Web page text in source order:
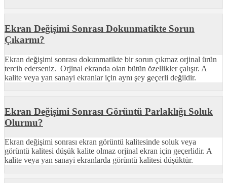
Ekran Değişimi Sonrası Dokunmatikte Sorun
Çıkarmı?
Ekran değişimi sonrası dokunmatikte bir sorun çıkmaz orjinal ürün
tercih ederseniz. Orjinal ekranda olan bütün özellikler çalışır. A
kalite veya yan sanayi ekranlar için aynı şey geçerli değildir.
Ekran Değişimi Sonrası Görüntü Parlaklığı Soluk
Olurmu?
Ekran değişimi sonrası ekran görüntü kalitesinde soluk veya
görüntü kalitesi düşük kalite olmaz orjinal ekran için geçerlidir. A
kalite veya yan sanayi ekranlarda görüntü kalitesi düşüktür.